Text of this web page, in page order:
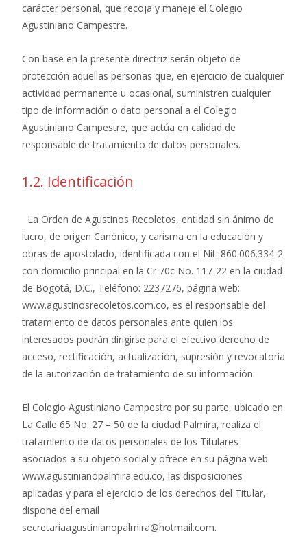
carácter personal, que recoja y maneje el Colegio
Agustiniano Campestre.
Con base en la presente directriz serán objeto de
protección aquellas personas que, en ejercicio de cualquier
actividad permanente u ocasional, suministren cualquier
tipo de información o dato personal a el Colegio
Agustiniano Campestre, que actúa en calidad de
responsable de tratamiento de datos personales.
1.2. Identificación
La Orden de Agustinos Recoletos, entidad sin ánimo de
lucro, de origen Canónico, y carisma en la educación y
obras de apostolado, identificada con el Nit. 860.006.334-2
con domicilio principal en la Cr 70c No. 117-22 en la ciudad
de Bogotá, D.C., Teléfono: 2237276, página web:
www.agustinosrecoletos.com.co, es el responsable del
tratamiento de datos personales ante quien los
interesados podrán dirigirse para el efectivo derecho de
acceso, rectificación, actualización, supresión y revocatoria
de la autorización de tratamiento de su información.
El Colegio Agustiniano Campestre por su parte, ubicado en
La Calle 65 No. 27 – 50 de la ciudad Palmira, realiza el
tratamiento de datos personales de los Titulares
asociados a su objeto social y ofrece en su página web
www.agustinianopalmira.edu.co, las disposiciones
aplicadas y para el ejercicio de los derechos del Titular,
dispone del email
secretariaagustinianopalmira@hotmail.com.